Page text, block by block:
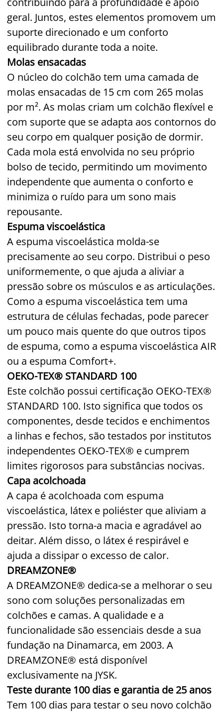
geral. Juntos, estes elementos promovem um
suporte direcionado e um conforto
equilibrado durante toda a noite.
Molas ensacadas
O núcleo do colchão tem uma camada de
molas ensacadas de 15 cm com 265 molas
por m². As molas criam um colchão flexível e
com suporte que se adapta aos contornos do
seu corpo em qualquer posição de dormir.
Cada mola está envolvida no seu próprio
bolso de tecido, permitindo um movimento
independente que aumenta o conforto e
minimiza o ruído para um sono mais
repousante.
Espuma viscoelástica
A espuma viscoelástica molda-se
precisamente ao seu corpo. Distribui o peso
uniformemente, o que ajuda a aliviar a
pressão sobre os músculos e as articulações.
Como a espuma viscoelástica tem uma
estrutura de células fechadas, pode parecer
um pouco mais quente do que outros tipos
de espuma, como a espuma viscoelástica AIR
ou a espuma Comfort+.
OEKO-TEX® STANDARD 100
Este colchão possui certificação OEKO-TEX®
STANDARD 100. Isto significa que todos os
componentes, desde tecidos e enchimentos
a linhas e fechos, são testados por institutos
independentes OEKO-TEX® e cumprem
limites rigorosos para substâncias nocivas.
Capa acolchoada
A capa é acolchoada com espuma
viscoelástica, látex e poliéster que aliviam a
pressão. Isto torna-a macia e agradável ao
deitar. Além disso, o látex é respirável e
ajuda a dissipar o excesso de calor.
DREAMZONE®
A DREAMZONE® dedica-se a melhorar o seu
sono com soluções personalizadas em
colchões e camas. A qualidade e a
funcionalidade são essenciais desde a sua
fundação na Dinamarca, em 2003. A
DREAMZONE® está disponível
exclusivamente na JYSK.
Teste durante 100 dias e garantia de 25 anos
Tem 100 dias para testar o seu novo colchão